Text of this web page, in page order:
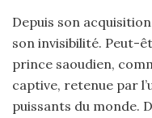
Depuis son
son invisibilité. Peut-
prince saoudien,
captive, retenue par
puissants du monde.